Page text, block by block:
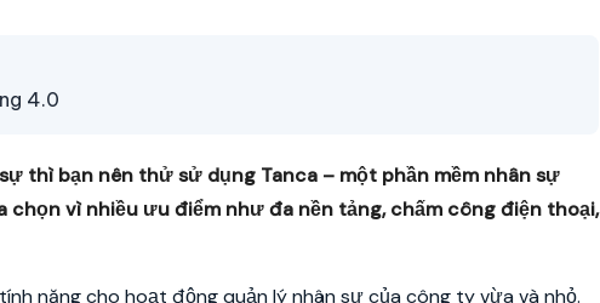
4.0
thì bạn nên thử sử dụng Tanca – một phần mềm nhân sự
vì nhiều ưu điểm như đa nền tảng, chấm công điện thoại,
năng cho hoạt động quản lý nhân sự của công ty vừa và nhỏ.